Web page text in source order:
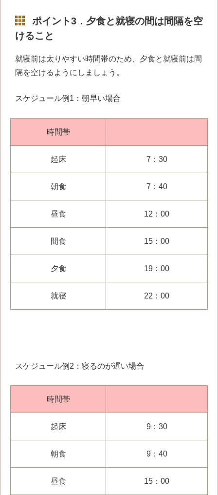
ポイント3． 夕食と就寝の間は間隔を空
けること
就寝前は太りやすい時間帯のため、夕食と就寝前は間
隔を空けるようにしましょう。
スケジュール例 1 ：朝早い場合
時間帯
起床 7：30
朝食 7：40
昼食 12：00
間食 15：00
夕食 19：00
就寝 22：00
スケジュール例 2 ：寝るのが遅い場合
時間帯
起床 9：30
朝食 9：40
昼食 15：00